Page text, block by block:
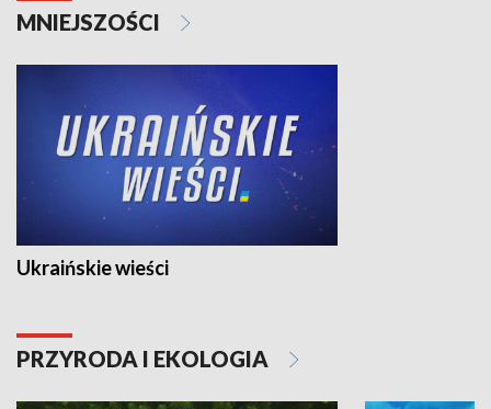
MNIEJSZOŚCI
Ukraińskie wieści
PRZYRODA I EKOLOGIA